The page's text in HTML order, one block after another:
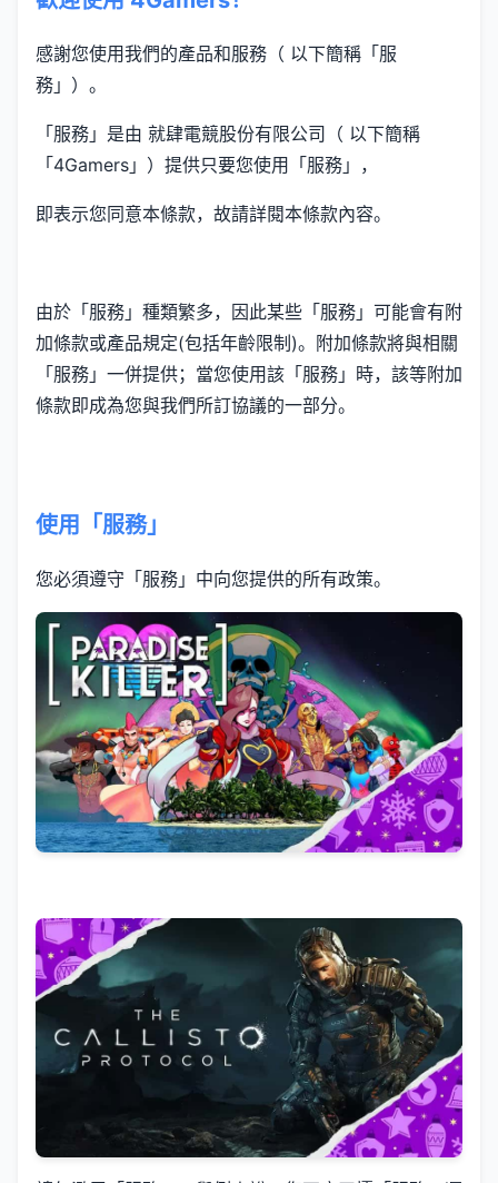
感謝您使用我們的產品和服務（ 以下簡稱「服
務」）。
「服務」是由 就肆電競股份有限公司（ 以下簡稱
「4Gamers」）提供只要您使用「服務」，
即表示您同意本條款，故請詳閱本條款內容。
由於「服務」種類繁多，因此某些「服務」可能會有附
加條款或產品規定(包括年齡限制)。附加條款將與相關
「服務」一併提供；當您使用該「服務」時，該等附加
條款即成為您與我們所訂協議的一部分。
使用「服務」
您必須遵守「服務」中向您提供的所有政策。